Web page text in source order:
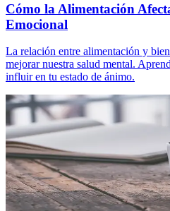
Cómo la Alimentación
Emocional
La relación entre alimentación y
mejorar nuestra salud mental.
influir en tu estado de ánimo.